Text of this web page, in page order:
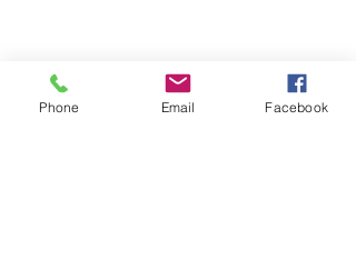
Phone Email Facebook